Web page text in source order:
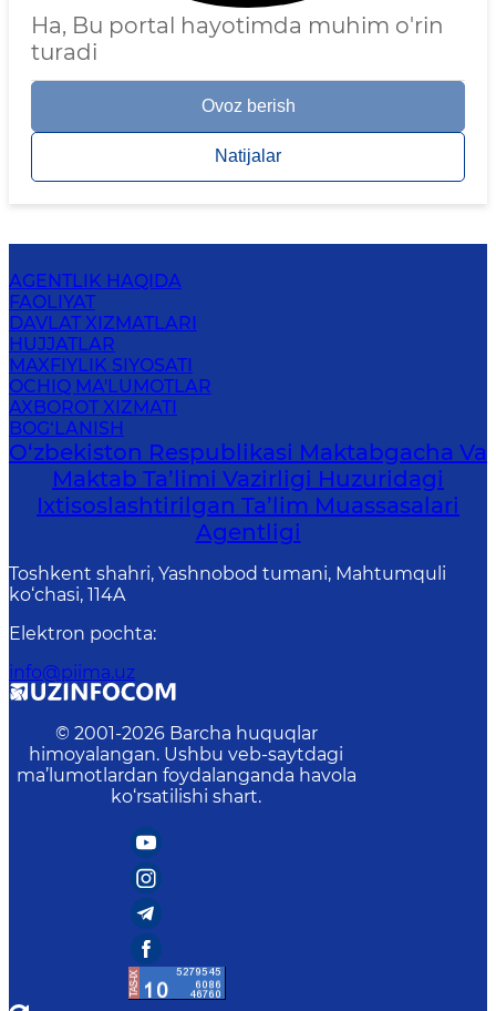
Ha, Bu portal hayotimda muhim o'rin
turadi
Ovoz berish
Natijalar
AGENTLIK HAQIDA
FAOLIYAT
DAVLAT XIZMATLARI
HUJJATLAR
MAXFIYLIK SIYOSATI
OCHIQ MA'LUMOTLAR
AXBOROT XIZMATI
BOG‘LANISH
O‘zbekiston Respublikasi Maktabgacha Va
Maktab Ta’limi Vazirligi Huzuridagi
Ixtisoslashtirilgan Ta’lim Muassasalari
Agentligi
Toshkent shahri, Yashnobod tumani, Mahtumquli
ko‘chasi, 114A
Elektron pochta:
info@piima.uz
© 2001-2026 Barcha huquqlar
himoyalangan. Ushbu veb-saytdagi
ma’lumotlardan foydalanganda havola
ko‘rsatilishi shart.